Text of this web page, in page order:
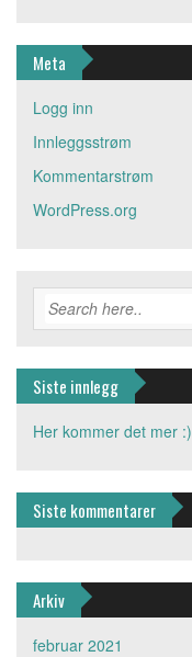
Meta
Logg inn
Innleggsstrøm
Kommentarstrøm
WordPress.org
Siste innlegg
Her kommer det mer :)
Siste kommentarer
Arkiv
februar 2021